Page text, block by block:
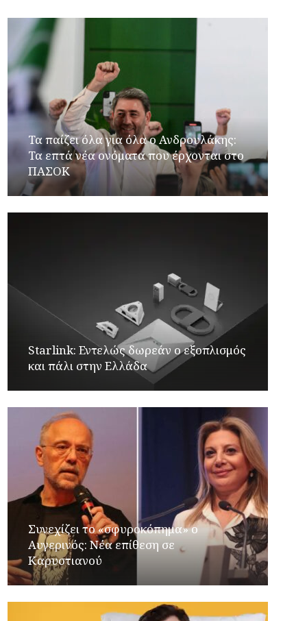
Τα παίζει όλα για όλα ο Ανδρουλάκης:
Τα επτά νέα ονόματα που έρχονται στο
ΠΑΣΟΚ
Starlink: Εντελώς δωρεάν ο εξοπλισμός
και πάλι στην Ελλάδα
Συνεχίζει το «σφυροκόπημα» ο
Αυγερινός: Νέα επίθεση σε
Καρυστιανού